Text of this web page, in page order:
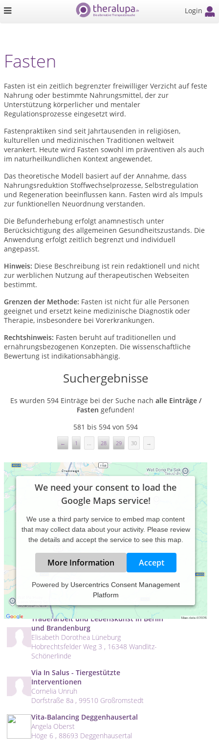
Login
Fasten
Fasten ist ein zeitlich begrenzter freiwilliger Verzicht auf feste
Nahrung oder bestimmte Nahrungsmittel, der zur
Unterstützung körperlicher und mentaler
Regulationsprozesse eingesetzt wird.
Fastenpraktiken sind seit Jahrtausenden in religiösen,
kulturellen und medizinischen Traditionen weltweit
verankert. Heute wird Fasten sowohl im präventiven als auch
im naturheilkundlichen Kontext angewendet.
Das theoretische Modell basiert auf der Annahme, dass
Nahrungsreduktion Stoffwechselprozesse, Selbstregulation
und Regeneration beeinflussen kann. Fasten wird als Impuls
zur funktionellen Neuordnung verstanden.
Die Befunderhebung erfolgt anamnestisch unter
Berücksichtigung des allgemeinen Gesundheitszustands. Die
Anwendung erfolgt zeitlich begrenzt und individuell
angepasst.
Hinweis: Diese Beschreibung ist rein redaktionell und nicht
zur werblichen Nutzung auf therapeutischen Webseiten
bestimmt.
Grenzen der Methode: Fasten ist nicht für alle Personen
geeignet und ersetzt keine medizinische Diagnostik oder
Therapie, insbesondere bei Vorerkrankungen.
Rechtshinweis: Fasten beruht auf traditionellen und
ernährungsbezogenen Konzepten. Die wissenschaftliche
Bewertung ist indikationsabhängig.
Suchergebnisse
Es wurden 594 Einträge bei der Suche nach alle Einträge /
Fasten gefunden!
581 bis 594 von 594
← 1 ... 28 29 30 →
We need your consent to load the
Google Maps service!
We use a third party service to embed map content
that may collect data about your activity. Please review
the details and accept the service to see this map.
More Information Accept
Powered by Usercentrics Consent Management
Platform
Tranquiloco Sandra Franz Coburg
Trauerarbeit und Lebenskunst in Berlin
und Brandenburg
Elisabeth Dorothea Lüneburg
Hobrechtsfelder Weg 3 , 16348 Wandlitz-
Schönerlinde
Via In Salus - Tiergestützte
Interventionen
Cornelia Unruh
Dorfstraße 8a , 99510 Großromstedt
Vita-Balancing Deggenhausertal
Angela Oberst
Höge 6 , 88693 Deggenhausertal